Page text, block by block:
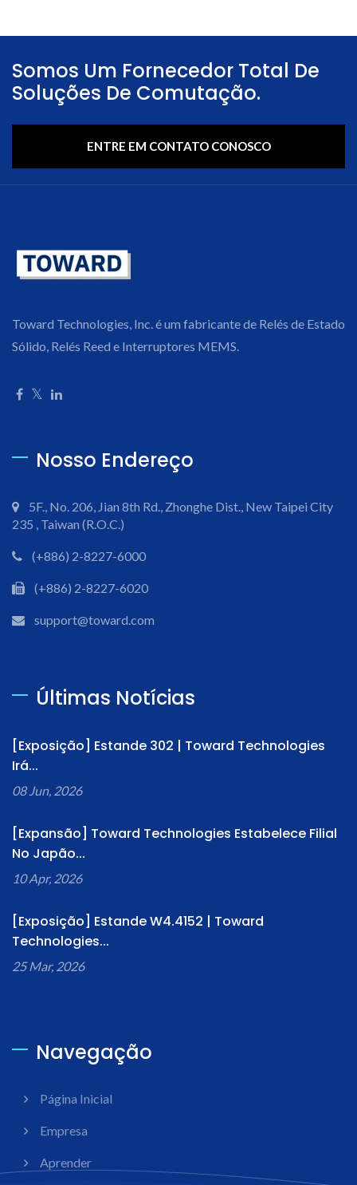
Somos Um Fornecedor Total De
Soluções De Comutação.
ENTRE EM CONTATO CONOSCO
Toward Technologies, Inc. é um fabricante de Relés de Estado
Sólido, Relés Reed e Interruptores MEMS.
Nosso Endereço
5F., No. 206, Jian 8th Rd., Zhonghe Dist., New Taipei City
235 , Taiwan (R.O.C.)
(+886) 2-8227-6000
(+886) 2-8227-6020
support@toward.com
Últimas Notícias
[Exposição] Estande 302 | Toward Technologies
Irá...
08 Jun, 2026
[Expansão] Toward Technologies Estabelece Filial
No Japão...
10 Apr, 2026
[Exposição] Estande W4.4152 | Toward
Technologies...
25 Mar, 2026
Navegação
Página Inicial
Empresa
Aprender